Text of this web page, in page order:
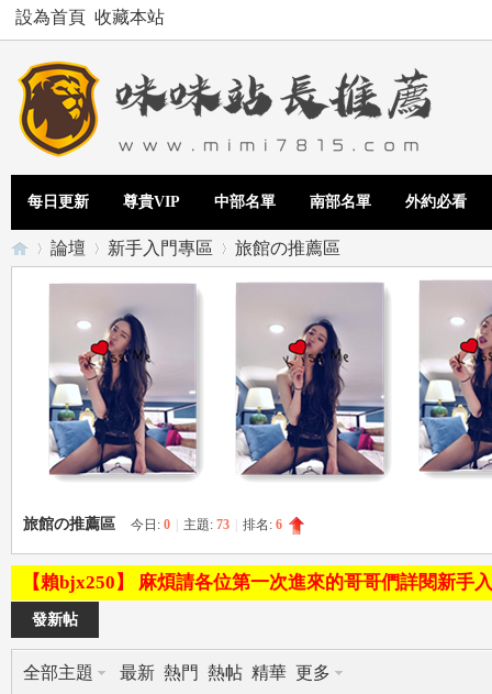
設為首頁 收藏本站
每日更新 尊貴VIP 中部名單 南部名單 外約必看
le
論壇
›
新手入門專區 旅館の推薦區
旅館の推薦區 今日: 0 主題: 73 排名: 6
【賴bjx250】 麻煩請各位第一次進來的哥哥們詳閱新
發新帖
全部主題 最新 熱門 熱帖 精華 更多